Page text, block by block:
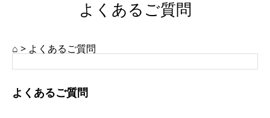
よくあるご質問
⌂ > よくあるご質問
よくあるご質問